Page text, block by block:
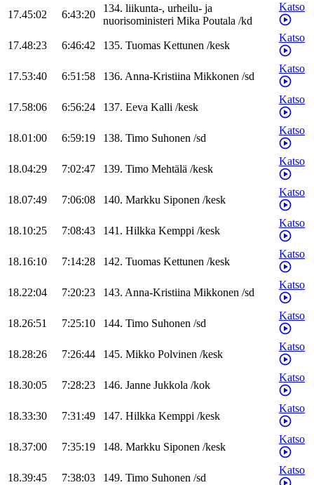
17.45:02 6:43:20
134. liikunta-, urheilu- ja
nuorisoministeri Mika Poutala /kd
Katso
17.48:23 6:46:42 135. Tuomas Kettunen /kesk
Katso
17.53:40 6:51:58 136. Anna-Kristiina Mikkonen /sd
Katso
17.58:06 6:56:24 137. Eeva Kalli /kesk
Katso
18.01:00 6:59:19 138. Timo Suhonen /sd
Katso
18.04:29 7:02:47 139. Timo Mehtälä /kesk
Katso
18.07:49 7:06:08 140. Markku Siponen /kesk
Katso
18.10:25 7:08:43 141. Hilkka Kemppi /kesk
Katso
18.16:10 7:14:28 142. Tuomas Kettunen /kesk
Katso
18.22:04 7:20:23 143. Anna-Kristiina Mikkonen /sd
Katso
18.26:51 7:25:10 144. Timo Suhonen /sd
Katso
18.28:26 7:26:44 145. Mikko Polvinen /kesk
Katso
18.30:05 7:28:23 146. Janne Jukkola /kok
Katso
18.33:30 7:31:49 147. Hilkka Kemppi /kesk
Katso
18.37:00 7:35:19 148. Markku Siponen /kesk
Katso
18.39:45 7:38:03 149. Timo Suhonen /sd
Katso